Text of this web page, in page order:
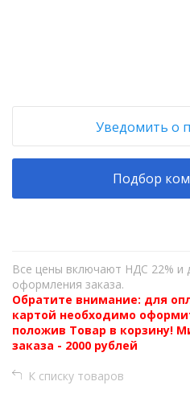
Уведомить о
Подбор
Все цены включают НДС 22% и
оформления заказа.
Обратите внимание: для
картой необходимо
положив Товар в корзину!
заказа - 2000 рублей
К списку товаров